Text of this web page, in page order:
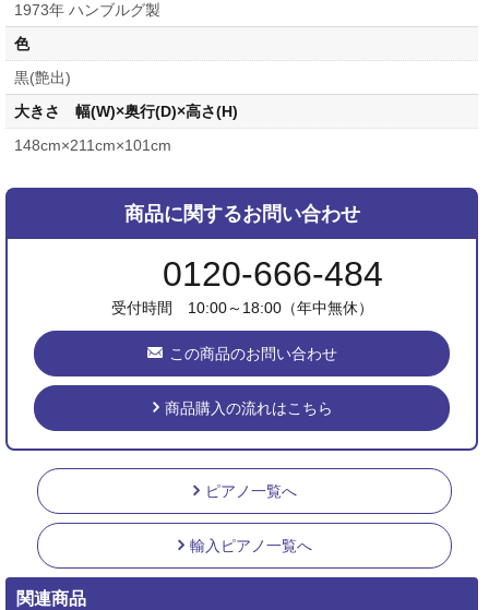
1973年 ハンブルグ製
色
黒(艶出)
大きさ 幅(W)×奥行(D)×高さ(H)
148cm×211cm×101cm
商品に関するお問い合わせ
0120-666-484
受付時間 10:00～18:00（年中無休）
この商品のお問い合わせ
商品購入の流れはこちら
ピアノ一覧へ
輸入ピアノ一覧へ
関連商品